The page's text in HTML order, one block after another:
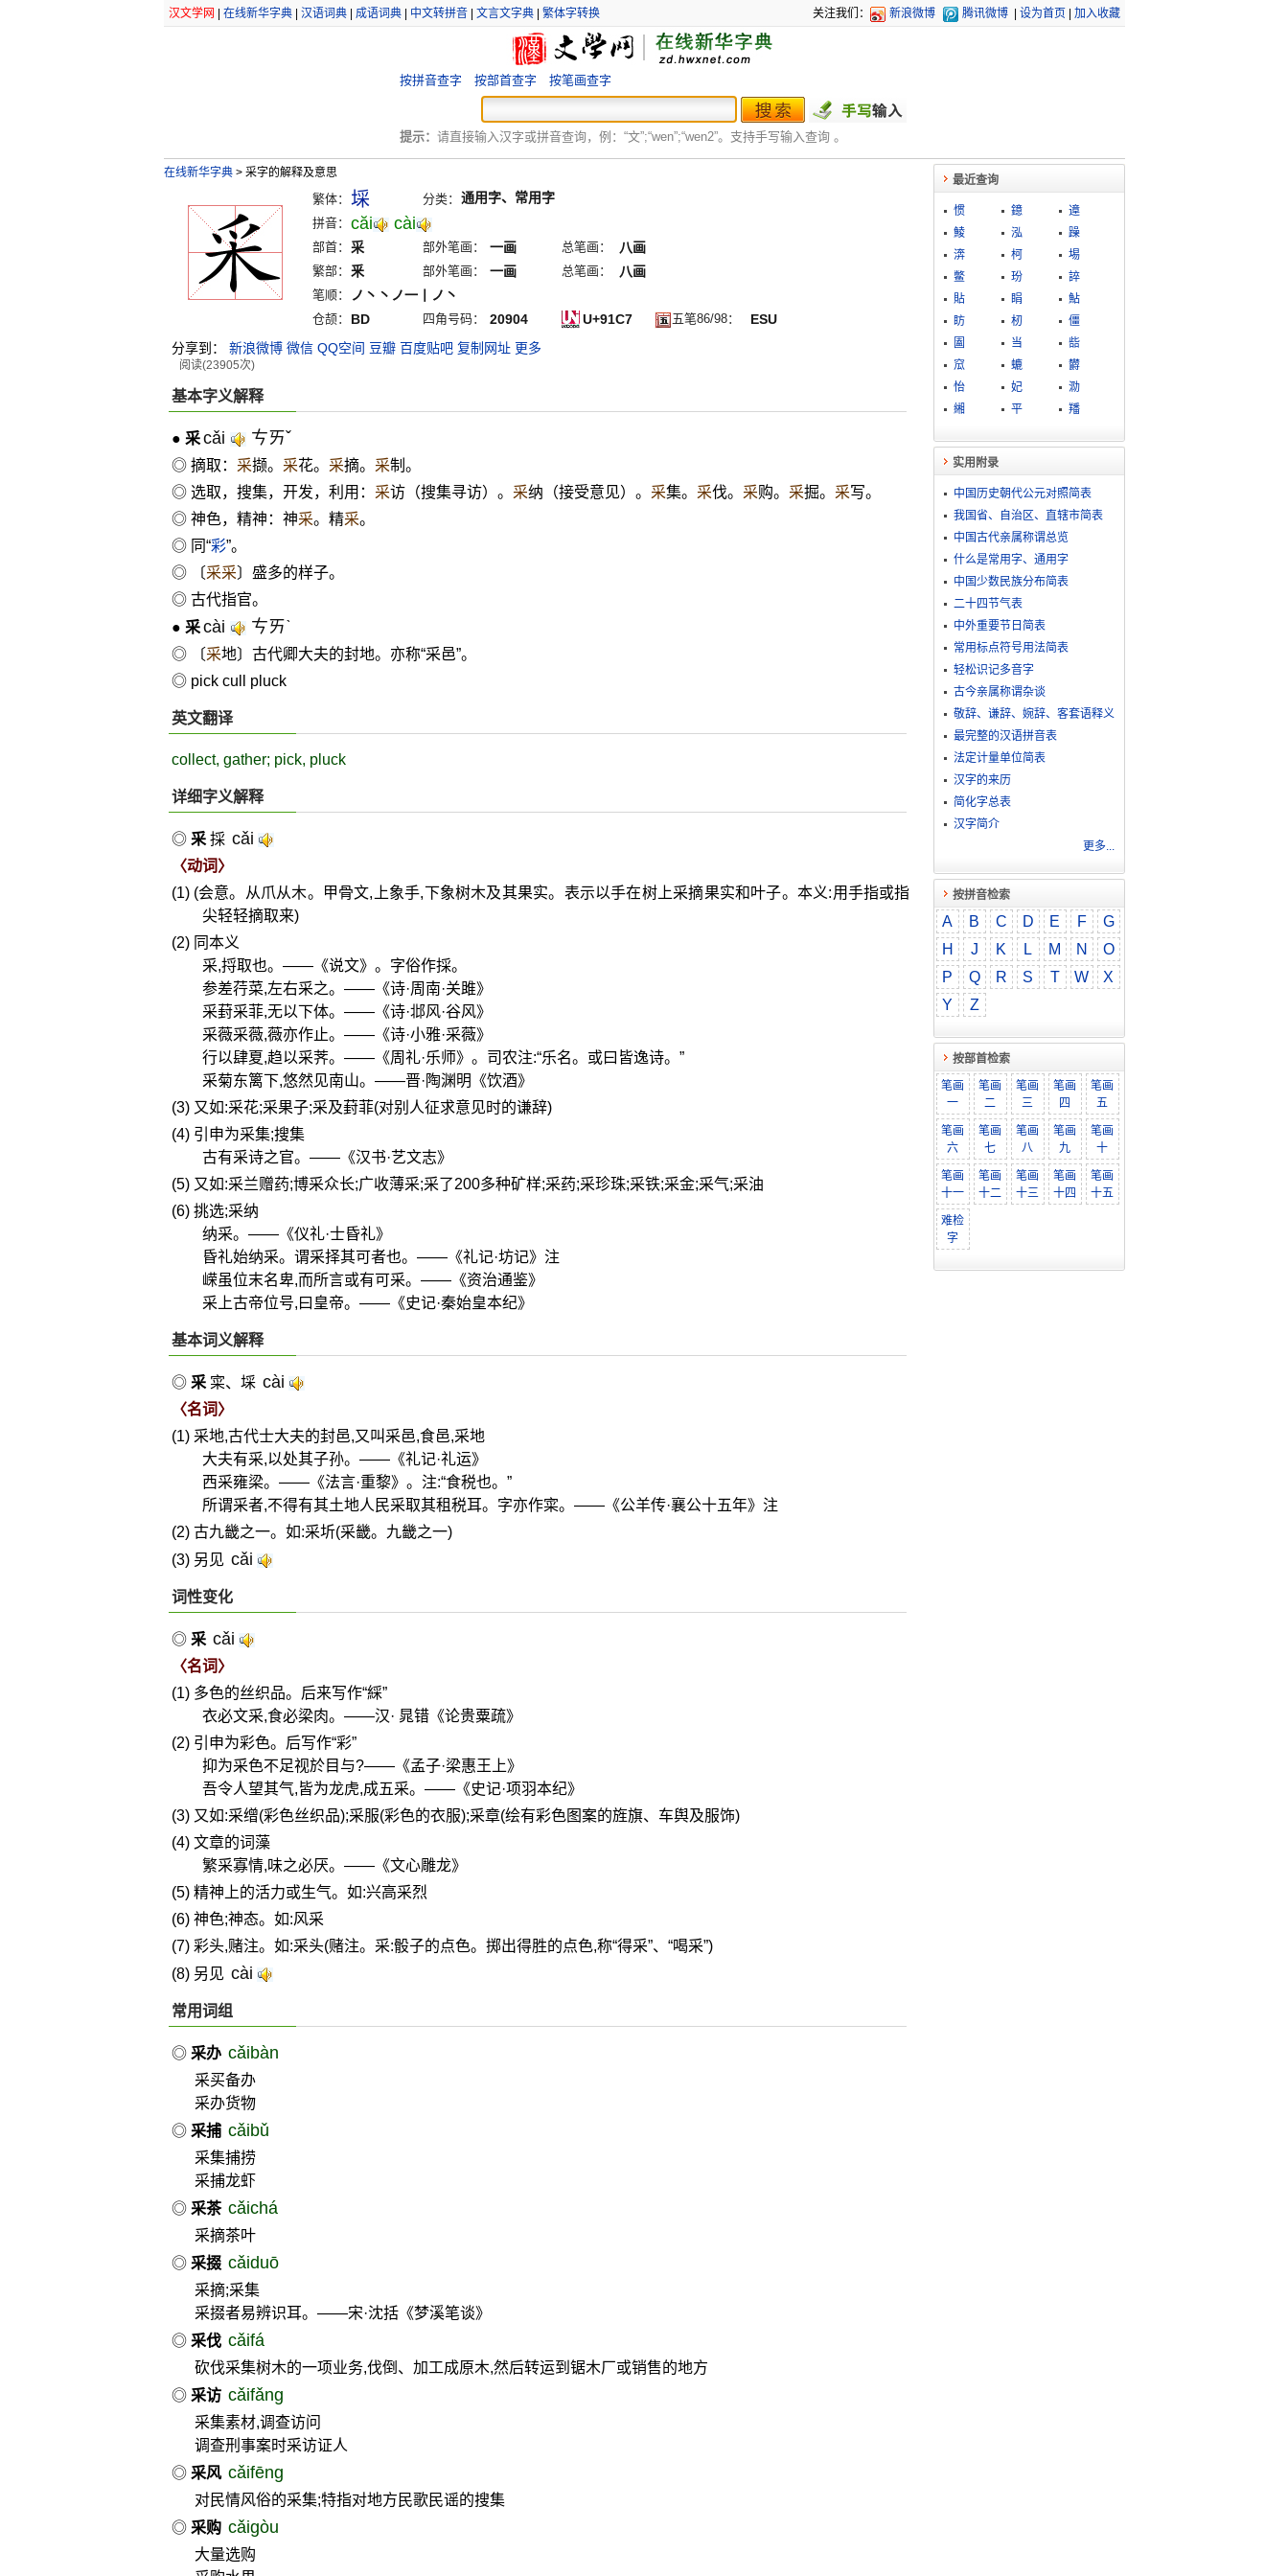
汉文学网 在线新华字典| 汉语词典| 成语词典| 中文转拼音| 文言文字典| 繁体字转换 关注我们： 新浪微博 腾讯微博 设为首页 加入收藏
按拼音查字 按部首查字 按笔画查字
提示： 请直接输入汉字或拼音查询，例：“文”;“wen”;“wen2”。支持手写输入查询 。
在线新华字典 >采字的解释及意思
繁体： 埰 分类： 通用字、常用字
拼音： căi cài
部首： 采 部外笔画： 一画 总笔画： 八画
繁部： 釆 部外笔画： 一画 总笔画： 八画
笔顺： ノ丶丶ノ一丨ノ丶
仓颉： BD 四角号码： 20904 U+91C7 五笔86/98：
ESU
分享到：
新浪微博 微信 QQ空间 豆瓣 百度贴吧 复制网址 更多
阅读(23905次)
基本字义解释
● 采 cǎi ㄘㄞˇ
◎ 摘取： 采撷。 采花。 采摘。 采制。
◎ 选取，搜集，开发，利用： 采访（搜集寻访）。 采纳（接受意见）。 采集。 采伐。 采购。 采掘。 采写。
◎ 神色，精神：神采。精采。
◎ 同“彩”。
◎ 〔采采〕盛多的样子。
◎ 古代指官。
● 采 cài ㄘㄞˋ
◎ 〔采地〕古代卿大夫的封地。亦称“采邑”。
◎ pick cull pluck
英文翻译
collect, gather; pick, pluck
详细字义解释
◎ 采採 cǎi
〈动词〉
(1) (会意。从爪从木。甲骨文,上象手,下象树木及其果实。表示以手在树上采摘果实和叶子。本义:用手指或指
尖轻轻摘取来)
(2) 同本义
采,捋取也。——《说文》。字俗作採。
参差荇菜,左右采之。——《诗·周南·关雎》
采葑采菲,无以下体。——《诗·邶风·谷风》
采薇采薇,薇亦作止。——《诗·小雅·采薇》
行以肆夏,趋以采荠。——《周礼·乐师》。司农注:“乐名。或曰皆逸诗。”
采菊东篱下,悠然见南山。——晋·陶渊明《饮酒》
(3) 又如:采花;采果子;采及葑菲(对别人征求意见时的谦辞)
(4) 引申为采集;搜集
古有采诗之官。——《汉书·艺文志》
(5) 又如:采兰赠药;博采众长;广收薄采;采了200多种矿样;采药;采珍珠;采铁;采金;采气;采油
(6) 挑选;采纳
纳采。——《仪礼·士昏礼》
昏礼始纳采。谓采择其可者也。——《礼记·坊记》注
嵘虽位末名卑,而所言或有可采。——《资治通鉴》
采上古帝位号,曰皇帝。——《史记·秦始皇本纪》
基本词义解释
◎ 采寀、埰 cài
〈名词〉
(1) 采地,古代士大夫的封邑,又叫采邑,食邑,采地
大夫有采,以处其子孙。——《礼记·礼运》
西采雍梁。——《法言·重黎》。注:“食税也。”
所谓采者,不得有其土地人民采取其租税耳。字亦作寀。——《公羊传·襄公十五年》注
(2) 古九畿之一。如:采圻(采畿。九畿之一)
(3) 另见 cǎi
词性变化
◎ 采 cǎi
〈名词〉
(1) 多色的丝织品。后来写作“綵”
衣必文采,食必梁肉。——汉· 晁错《论贵粟疏》
(2) 引申为彩色。后写作“彩”
抑为采色不足视於目与?——《孟子·梁惠王上》
吾令人望其气,皆为龙虎,成五采。——《史记·项羽本纪》
(3) 又如:采缯(彩色丝织品);采服(彩色的衣服);采章(绘有彩色图案的旌旗、车舆及服饰)
(4) 文章的词藻
繁采寡情,味之必厌。——《文心雕龙》
(5) 精神上的活力或生气。如:兴高采烈
(6) 神色;神态。如:风采
(7) 彩头,赌注。如:采头(赌注。采:骰子的点色。掷出得胜的点色,称“得采”、“喝采”)
(8) 另见 cài
常用词组
◎ 采办 cǎibàn
采买备办
采办货物
◎ 采捕 cǎibǔ
采集捕捞
采捕龙虾
◎ 采茶 cǎichá
采摘茶叶
◎ 采掇 cǎiduō
采摘;采集
采掇者易辨识耳。——宋·沈括《梦溪笔谈》
◎ 采伐 cǎifá
砍伐采集树木的一项业务,伐倒、加工成原木,然后转运到锯木厂或销售的地方
◎ 采访 cǎifǎng
采集素材,调查访问
调查刑事案时采访证人
◎ 采风 cǎifēng
对民情风俗的采集;特指对地方民歌民谣的搜集
◎ 采购 cǎigòu
大量选购
最近查询
惯 鐿
遧
鯪
泓
躁
渀
柯
埸
鳖
玢
誶
貼
睊
鮎
眆
杒
僵
圔
当
啙
窊
螰
欝
怡
妃
泐
緗
平 羳
实用附录
中国历史朝代公元对照简表
我国省、自治区、直辖市简表
中国古代亲属称谓总览
什么是常用字、通用字
中国少数民族分布简表
二十四节气表
中外重要节日简表
常用标点符号用法简表
轻松识记多音字
古今亲属称谓杂谈
敬​辞​、​谦​辞​、​婉​辞​、​客​套​语​释​义
最完整的汉语拼音表
法定计量单位简表
汉字的来历
简化字总表
汉字简介
更多...
按拼音检索
A B C D E F
G
H
J K L M N
O
P
Q R S T W
X
Y
Z
按部首检索
笔画
一
笔画
二
笔画
三
笔画
四
笔画
五
笔画
六
笔画
七
笔画
八
笔画
九
笔画
十
笔画
十一
笔画
十二
笔画
十三
笔画
十四
笔画
十五
难检
字